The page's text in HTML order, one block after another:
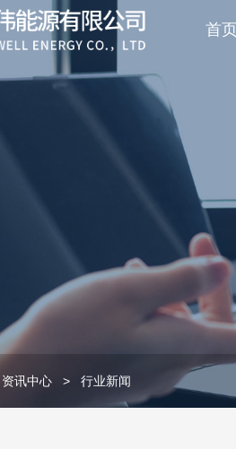
首页
资讯中心 > 行业新闻